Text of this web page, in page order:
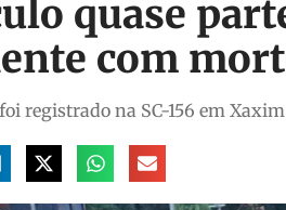
quase
com
registrado na SC-156 em Xaxim